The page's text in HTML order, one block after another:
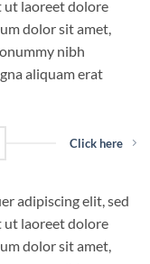
ut laoreet dolore
dolor sit amet,
nibh
aliquam erat
Click here
adipiscing elit, sed
ut laoreet dolore
dolor sit amet,